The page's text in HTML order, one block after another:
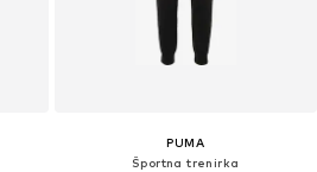
PUMA
Športna trenirka